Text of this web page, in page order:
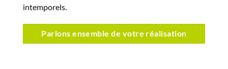
intemporels.
Parlons ensemble de votre réalisation